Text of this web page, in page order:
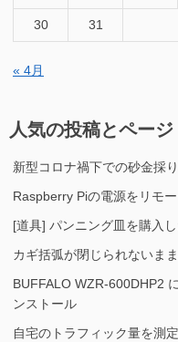
30 31
« 4月
人気の投稿とページ
新型コロナ禍下での砂金採
Raspberry Piの電源をリモ
[道具] パンニング皿を購入し
カギ括弧が閉じられないま
BUFFALO WZR-600DHP2
ンストール
自宅のトラフィック量を測